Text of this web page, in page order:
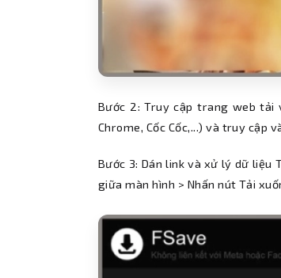
Bước 2: Truy cập trang web tải
Chrome, Cốc Cốc,...) và truy cập
Bước 3: Dán link và xử lý dữ liệu
giữa màn hình > Nhấn nút Tải